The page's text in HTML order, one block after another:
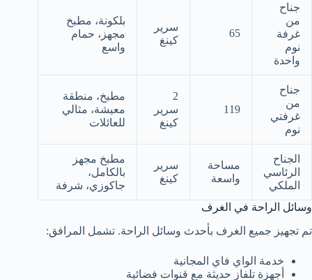
جناح
من
غرفة
نوم
واحدة
65
سرير
كينغ
بلكونة، مطبخ
مجهز، حمام
واسع
جناح
من
غرفتي
نوم
119
2
سرير
كينغ
مطبخ، منطقة
معيشة، مثالي
للعائلات
الجناح
الرئاسي
الملكي
مساحة
واسعة
سرير
كينغ
مطبخ مجهز
بالكامل،
جاكوزي، شرفة
وسائل الراحة في الغرف
تم تجهيز جميع الغرف بأحدث وسائل الراحة. تشمل المرافق:
خدمة الواي فاي المجانية
أجهزة تلفاز حديثة مع قنوات فضائية